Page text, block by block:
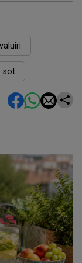
sot